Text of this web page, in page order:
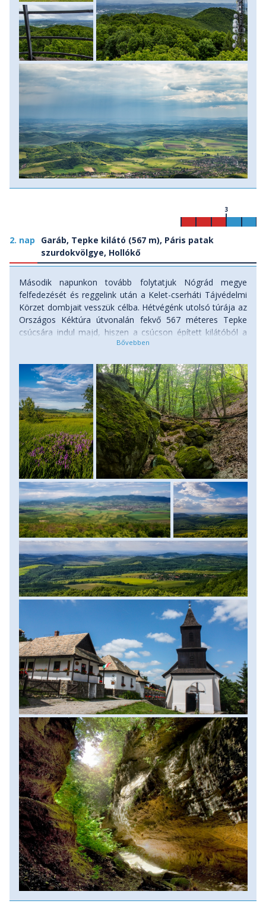
2. nap
Garáb, Tepke kilátó (567 m), Páris patak
szurdokvölgye, Hollókő
3
Második napunkon tovább folytatjuk Nógrád megye
felfedezését és reggelink után a Kelet-cserháti Tájvédelmi
Körzet dombjait vesszük célba. Hétvégénk utolsó túrája az
Országos Kéktúra útvonalán fekvő 567 méteres Tepke
csúcsára indul majd, hiszen a csúcson épített kilátóból a
Karancs-Medves után egy újabb elfeledett tájegység
induló túránk egy meredek kaptatóval indul, majd a Garábi-
nyereg elérése után már nagyjából szintben érjük el
először az 572 méteres Macska-hegyet, majd néhány
kilométer után a Tepke csúcsát is. Nagyjából 12 km túrát
követően térünk vissza Garábra. Kocsikba szállunk és
Nógrádszakálra utazunk, hogy felkeressük a térség egyik
legizgalmasabb szurdokvölgyét, amelyet a Páris patak
alakított ki. A „Palóc Grand Canyon” néven is ismert
geológiai képződmény helyén több millió évvel ezelőtt
folyó kanyargott, a hajdani folyó pedig úgy vájta ki medrét,
hogy ha a szurdokban sétál az ember, fölé magasodnak a
hordalékból keletkezett, sziklaszerű építmények. A belógó
faágaktól még inkább egy elvarázsolt világban érezhetjük
magunkat, eső esetén pedig akár nagyobb medencéket is
láthatunk a legtöbbször száraz szurdokvölgyben. Izgalmas
szurdoktúránk végeztével az Európa szerte ismert
Hollókőre megyünk, amely egyelőre az egyetlen magyar
településként szerepel az UNESCO Világörökségi listáján,
hiszen a 17-18. században kialakult aprócska település a
népi építészet és a falusi élet tradícióit is sikeresen őrizte
évszázadokon át. Közös sétánk során érintjük majd a
falucska híres központját, illetve elsétálunk az alig pár száz
méterre fekvő Hollókő várába is. A vár látogatást követően
elbúcsúzunk egymástól és elindulunk haza. Túratáv: 12 km,
szint: 460 m, menetidő: 3-4 óra.